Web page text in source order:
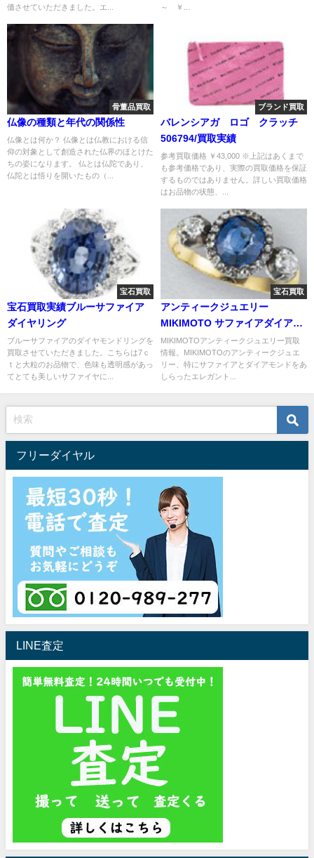
価させていただきました。エ...
～ ￥...
骨董品買取
仏像の種類と年代の関係性
仏像とは何か？ 仏像とは仏教における信
仰の対象として創造された仏界のほとけた
ちの姿になります。 仏とは仏陀であり、
仏陀とは悟りを開いたもの（...
ブランド買取
バレンシアガ ロゴ クラッチ
506794/買取実績
参考買取価格 ￥43,000 ※上記はあくまで
も参考価格であり、実際の買取価格を保証
するものではありません。詳しい買取価格
はお品物の状態、...
宝石買取
宝石買取実績ブルーサファイア
ダイヤリング
ブルーサファイアのダイヤモンドリングを
買取させていただきました。こちらは7ｃ
ｔと大粒のお品物で、色味も透明感があっ
てとても美しいサファイヤに...
宝石買取
アンティークジュエリー
MIKIMOTO サファイアダイアリ
ング/ 買取情報
MIKIMOTOアンティークジュエリー買取
情報。MIKIMOTOのアンティークジュエ
リー、特にサファイアとダイアモンドをあ
しらったエレガント...
フリーダイヤル
LINE査定